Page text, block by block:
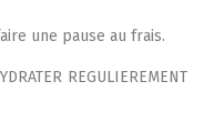
une pause au frais.
REGULIEREMENT